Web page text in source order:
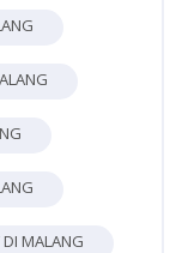
MALANG